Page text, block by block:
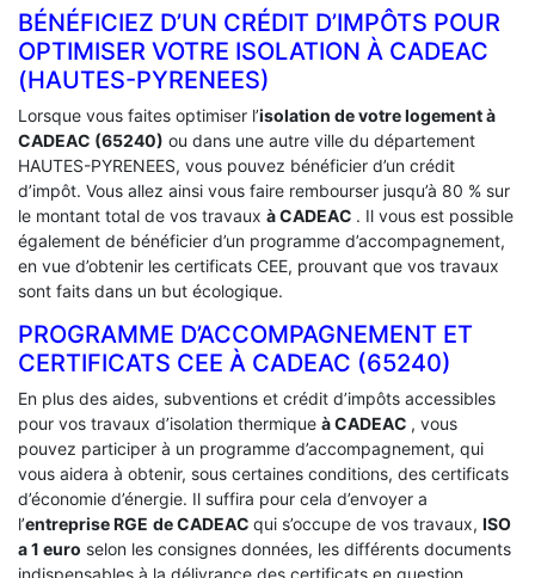
BÉNÉFICIEZ D’UN CRÉDIT D’IMPÔTS POUR
OPTIMISER VOTRE ISOLATION À ‎CADEAC
(HAUTES-PYRENEES)
Lorsque vous faites optimiser l’isolation de votre logement à
CADEAC (65240) ou dans une autre ville du département
HAUTES-PYRENEES, vous pouvez bénéficier d’un crédit
d’impôt. Vous allez ainsi vous faire rembourser jusqu’à 80 % sur
le montant total de vos travaux à CADEAC . Il vous est possible
également de bénéficier d’un programme d’accompagnement,
en vue d’obtenir les certificats CEE, prouvant que vos travaux
sont faits dans un but écologique.
PROGRAMME D’ACCOMPAGNEMENT ET
CERTIFICATS CEE À ‎CADEAC (65240)
En plus des aides, subventions et crédit d’impôts accessibles
pour vos travaux d’isolation thermique à CADEAC , vous
pouvez participer à un programme d’accompagnement, qui
vous aidera à obtenir, sous certaines conditions, des certificats
d’économie d’énergie. Il suffira pour cela d’envoyer a
l’entreprise RGE de CADEAC qui s’occupe de vos travaux, ISO
a 1 euro selon les consignes données, les différents documents
indispensables à la délivrance des certificats en question.